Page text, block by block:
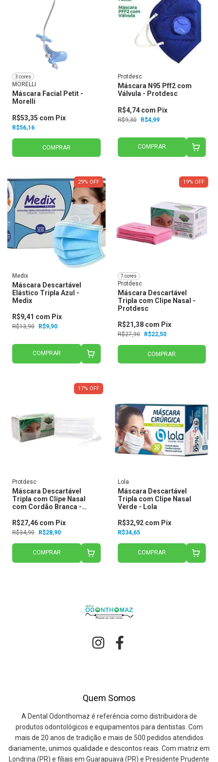
3 cores
MORELLI
Máscara Facial Petit -
Morelli
R$56,16
R$53,35 com Pix
COMPRAR
Protdesc
Máscara N95 Pff2 com
Válvula - Protdesc
R$9,30 R$4,99
R$4,74 com Pix
COMPRAR
29% OFF
Medix
Máscara Descartável
Elástico Tripla Azul -
Medix
R$13,90 R$9,90
R$9,41 com Pix
COMPRAR
19% OFF
7 cores
Protdesc
Máscara Descartável
Tripla com Clipe Nasal -
Protdesc
R$27,90 R$22,50
R$21,38 com Pix
COMPRAR
17% OFF
Protdesc
Máscara Descartável
Tripla com Clipe Nasal
com Cordão Branca -
R$34,90 R$28,90
R$27,46 com Pix
COMPRAR
Lola
Máscara Descartável
Tripla com Clipe Nasal
Verde - Lola
R$34,65
R$32,92 com Pix
COMPRAR
Quem Somos
A Dental Odonthomaz é referência como distribuidora de
produtos odontológicos e equipamentos para dentistas. Com
mais de 20 anos de tradição e mais de 500 pedidos atendidos
diariamente, unimos qualidade e descontos reais. Com matriz em
Londrina (PR) e filiais em Guarapuava (PR) e Presidente Prudente